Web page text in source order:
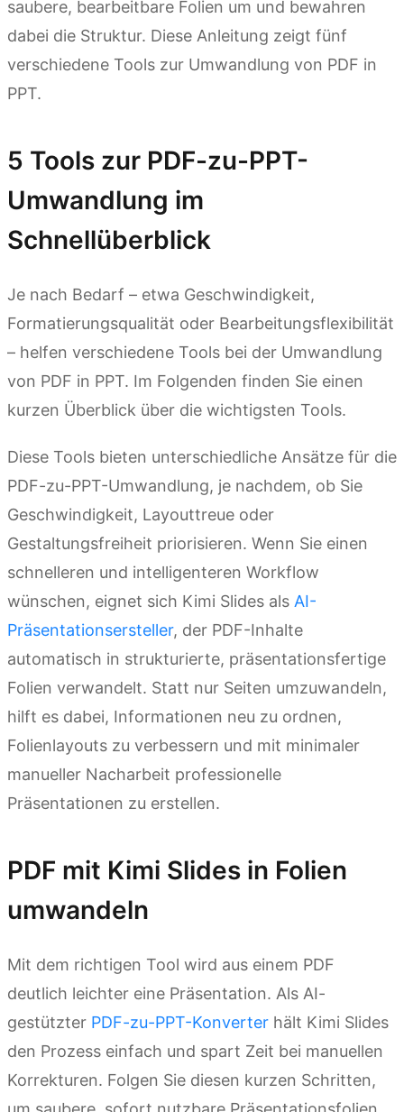
saubere, bearbeitbare Folien um und bewahren
dabei die Struktur. Diese Anleitung zeigt fünf
verschiedene Tools zur Umwandlung von PDF in
PPT.
5 Tools zur PDF-zu-PPT-
Umwandlung im
Schnellüberblick
Je nach Bedarf – etwa Geschwindigkeit,
Formatierungsqualität oder Bearbeitungsflexibilität
– helfen verschiedene Tools bei der Umwandlung
von PDF in PPT. Im Folgenden finden Sie einen
kurzen Überblick über die wichtigsten Tools.
Diese Tools bieten unterschiedliche Ansätze für die
PDF-zu-PPT-Umwandlung, je nachdem, ob Sie
Geschwindigkeit, Layouttreue oder
Gestaltungsfreiheit priorisieren. Wenn Sie einen
schnelleren und intelligenteren Workflow
wünschen, eignet sich Kimi Slides als AI-
Präsentationsersteller, der PDF-Inhalte
automatisch in strukturierte, präsentationsfertige
Folien verwandelt. Statt nur Seiten umzuwandeln,
hilft es dabei, Informationen neu zu ordnen,
Folienlayouts zu verbessern und mit minimaler
manueller Nacharbeit professionelle
Präsentationen zu erstellen.
PDF mit Kimi Slides in Folien
umwandeln
Mit dem richtigen Tool wird aus einem PDF
deutlich leichter eine Präsentation. Als AI-
gestützter PDF-zu-PPT-Konverter hält Kimi Slides
den Prozess einfach und spart Zeit bei manuellen
Korrekturen. Folgen Sie diesen kurzen Schritten,